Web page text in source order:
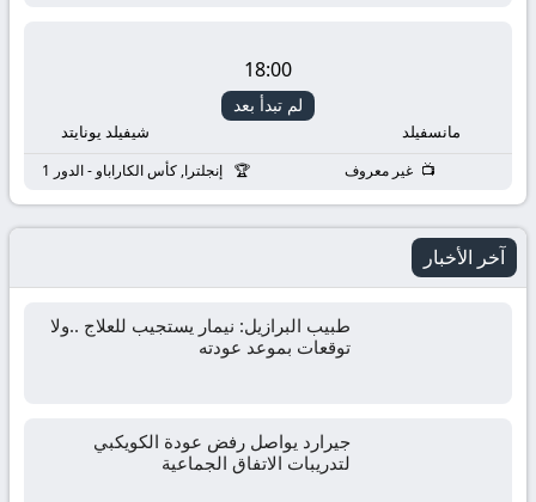
مانسفيلد
18:00
لم تبدأ بعد
شيفيلد يونايتد
غير معروف إنجلترا, كأس الكاراباو - الدور 1
آخر الأخبار
طبيب البرازيل: نيمار يستجيب للعلاج ..ولا
توقعات بموعد عودته
جيرارد يواصل رفض عودة الكويكبي
لتدريبات الاتفاق الجماعية